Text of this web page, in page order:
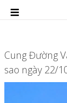
Cung Đường
sao ngày 22/